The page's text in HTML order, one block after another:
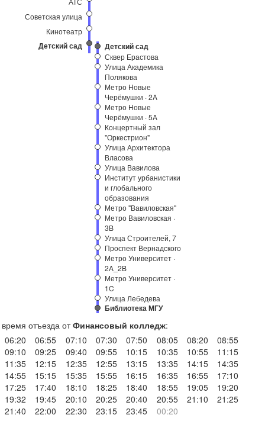
Советская улица
Кинотеатр
Детский сад Детский сад
Сквер Ерастова
Улица Академика
Полякова
Метро Новые
Черёмушки · 2A
Метро Новые
Черёмушки · 5A
Концертный зал
"Оркестрион"
Улица Архитектора
Власова
Улица Вавилова
Институт урбанистики
и глобального
образования
Метро "Вавиловская"
Метро Вавиловская ·
3B
Улица Строителей, 7
Проспект Вернадского
Метро Университет ·
2A_2B
Метро Университет ·
1C
Улица Лебедева
Библиотека МГУ
время отъезда отФинансовый колледж:
06:20
06:55 07:10 07:30 07:50 08:05 08:20
08:55
09:10
09:25 09:40 09:55 10:15 10:35 10:55
11:15
11:35
12:15 12:35 12:55 13:15 13:35 14:15
14:35
14:55
15:15 15:35 15:55 16:15 16:35 16:55
17:10
17:25
17:40 18:10 18:25 18:40 18:55 19:05
19:20
19:32
19:45 20:10 20:25 20:40 20:55 21:10
21:25
21:40
22:00 22:30 23:15 23:45 00:20